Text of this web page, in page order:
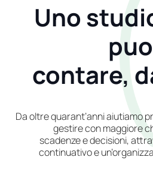
Uno
contare,
Da oltre quarant’anni aiutiamo
gestire con maggiore
scadenze e decisioni,
continuativo e